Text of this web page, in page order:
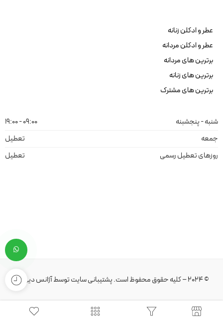
عطر و ادکلن زنانه
عطر و ادکلن مردانه
برترین های مردانه
برترین های زنانه
برترین های مشترک
شنبه - پنجشبنه
09:00 - 19:00
جمعه
تعطیل
روزهای تعطیل رسمی
تعطیل
© 2024 – کلیه حقوق محفوظ است. پشتیبانی سایتتوسطآژانس دیهیم.